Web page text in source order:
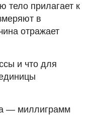
тело прилагает к
в
отражает
и что для
— миллиграмм